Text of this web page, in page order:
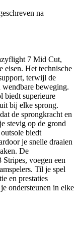
na
7 Mid Cut,
eisen. Het technische
terwijl de
beweging.
biedt superieure
bij elke sprong.
de sprongkracht en
stevig op de grond
biedt
je snelle draaien
De
voegen een
Til je spel
en prestaties
ondersteunen in elke